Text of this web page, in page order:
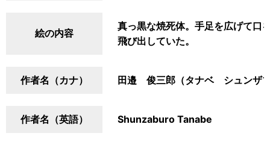
絵の内容
真っ黒な焼死体。手足を広げて口
飛び出していた。
作者名（カナ） 田邉 俊三郎（タナベ シュンザ
作者名（英語） Shunzaburo Tanabe